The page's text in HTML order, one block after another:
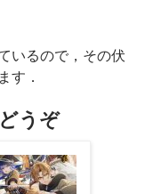
いるので，その伏
す．
うぞ